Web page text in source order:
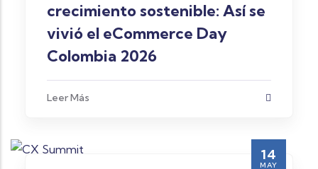
crecimiento sostenible: Así se
vivió el eCommerce Day
Colombia 2026
Leer Más
14
MAY